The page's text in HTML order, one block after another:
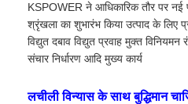
KSPOWER ने आधिकारिक तौर पर नई
श्रृंखला का शुभारंभ किया उत्पाद के लिए
विद्युत दबाव विद्युत प्रवाह मुक्त विनियमन
संचार निर्धारण आदि मुख्य कार्य
लचीली विन्यास के साथ बुद्धिमान